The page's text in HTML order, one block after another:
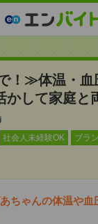
！≫体温・血
かして家庭と
社会人未経験OK ブラ
ちゃんの体温や血